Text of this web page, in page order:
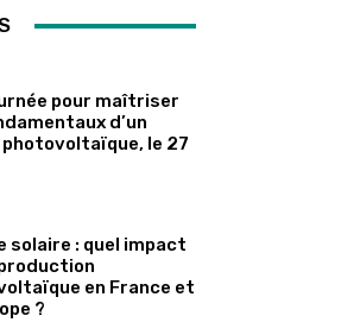
pour maîtriser
d’un
le 27
solaire : quel impact
en France et
?